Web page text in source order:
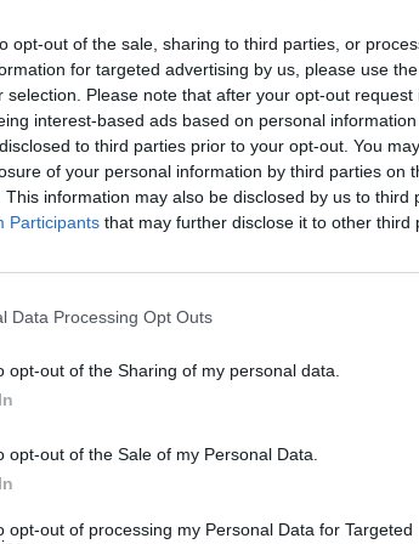
opt-out of the sale, sharing to third parties, or
for targeted advertising by us, please use
selection. Please note that after your opt-out
interest-based ads based on personal
to third parties prior to your opt-out. You
of your personal information by third parties on
This information may also be disclosed by us to third
Participants that may further disclose it to other third
Data Processing Opt Outs
opt-out of the Sharing of my personal data.
opt-out of the Sale of my Personal Data.
opt-out of processing my Personal Data for Targeted
on w lesie, na wykarczowanym
fosą. Wojowie zbudowali swój gród